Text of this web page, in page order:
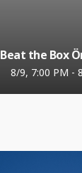
Beat the Box
8/9, 7:00 PM -